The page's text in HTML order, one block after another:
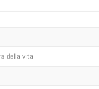
della vita